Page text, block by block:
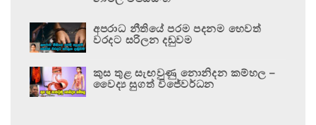
අපරාධ නීතියේ පරම පදනම හෙවත්
වරදට සරිලන දඬුවම
කුස තුළ සැඟවුණු නොනිදන කම්හල –
වෛද්‍ය සුගත් විජේවර්ධන